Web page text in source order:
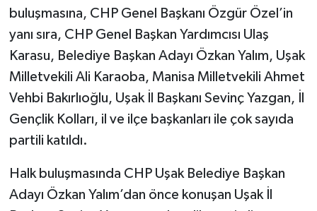
buluşmasına, CHP Genel Başkanı Özgür Özel’in
yanı sıra, CHP Genel Başkan Yardımcısı Ulaş
Karasu, Belediye Başkan Adayı Özkan Yalım, Uşak
Milletvekili Ali Karaoba, Manisa Milletvekili Ahmet
Vehbi Bakırlıoğlu, Uşak İl Başkanı Sevinç Yazgan, İl
Gençlik Kolları, il ve ilçe başkanları ile çok sayıda
partili katıldı.
Halk buluşmasında CHP Uşak Belediye Başkan
Adayı Özkan Yalım’dan önce konuşan Uşak İl